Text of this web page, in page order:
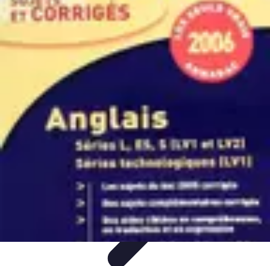
Techno Deal
Offres, deals technologiquesOffres du
Comparatifs
Techno Deal